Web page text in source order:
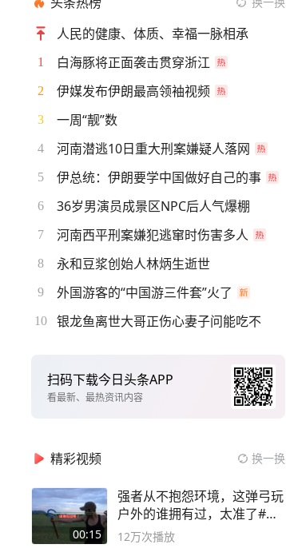
人民的健康、体质、幸福一脉相承
1 白海豚将正面袭击贯穿浙江
2 伊媒发布伊朗最高领袖视频
3 一周“靓”数
4 河南潜逃10日重大刑案嫌疑人落网
5 伊总统：伊朗要学中国做好自己的事
6 36岁男演员成景区NPC后人气爆棚
7 河南西平刑案嫌犯逃窜时伤害多人
8 永和豆浆创始人林炳生逝世
9 外国游客的“中国游三件套”火了
10 银龙鱼离世大哥正伤心妻子问能吃不
扫码下载今日头条APP
看最新、最热资讯内容
精彩视频 换一换
00:15
强者从不抱怨环境，这弹弓玩
户外的谁拥有过，太准了#弹
弓#户外
12万次播放